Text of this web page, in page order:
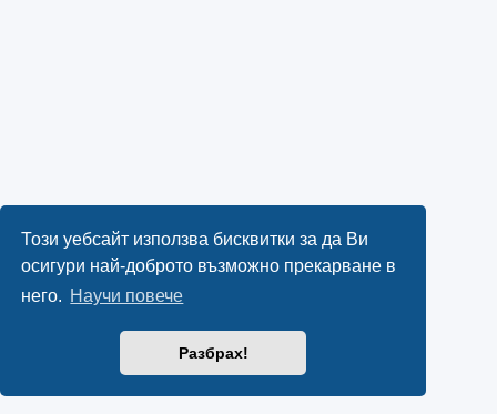
Този уебсайт използва бисквитки за да Ви
осигури най-доброто възможно прекарване в
него. Научи повече
Разбрах!